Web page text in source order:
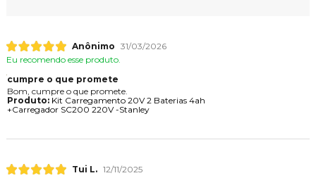
Anônimo 31/03/2026
Eu recomendo esse produto.
cumpre o que promete
Bom, cumpre o que promete.
Produto:Kit Carregamento 20V 2 Baterias 4ah
+Carregador SC200 220V -Stanley
Tui L. 12/11/2025